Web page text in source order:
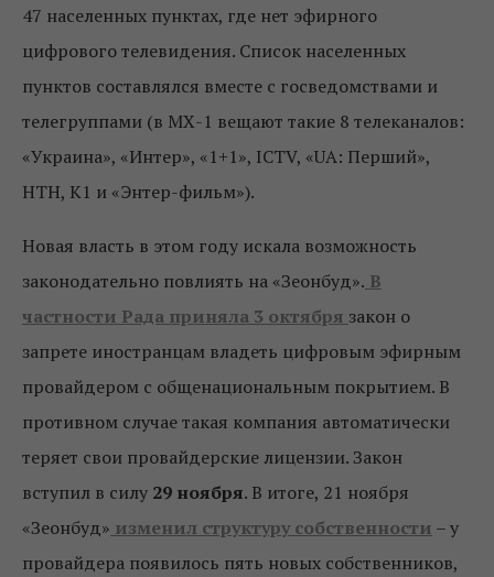
47 населенных пунктах, где нет эфирного
цифрового телевидения. Список населенных
пунктов составлялся вместе с госведомствами и
телегруппами (в МХ-1 вещают такие 8 телеканалов:
«Украина», «Интер», «1+1», ICTV, «UA: Перший»,
НТН, К1 и «Энтер-фильм»).
Новая власть в этом году искала возможность
законодательно повлиять на «Зеонбуд». В
частности Рада приняла 3 октября закон о
запрете иностранцам владеть цифровым эфирным
провайдером с общенациональным покрытием. В
противном случае такая компания автоматически
теряет свои провайдерские лицензии. Закон
вступил в силу 29 ноября. В итоге, 21 ноября
«Зеонбуд» изменил структуру собственности – у
провайдера появилось пять новых собственников,